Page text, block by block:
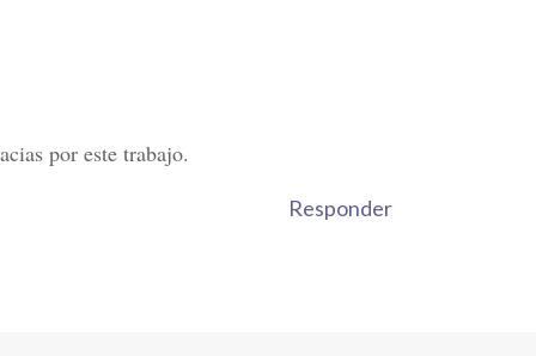
por este trabajo.
Responder